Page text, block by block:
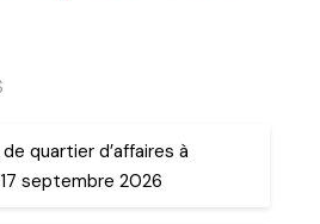
quartier d’affaires à
septembre 2026